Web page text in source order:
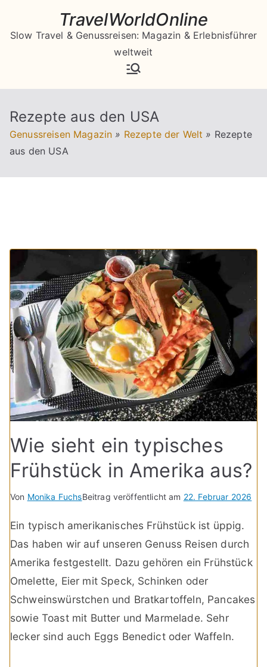
springen
TravelWorldOnline
Slow Travel & Genussreisen: Magazin & Erlebnisführer
weltweit
Rezepte aus den USA
Genussreisen Magazin » Rezepte der Welt » Rezepte
aus den USA
Wie sieht ein typisches
Frühstück in Amerika aus?
Von Monika FuchsBeitrag veröffentlicht am 22. Februar 2026
Ein typisch amerikanisches Frühstück ist üppig.
Das haben wir auf unseren Genuss Reisen durch
Amerika festgestellt. Dazu gehören ein Frühstück
Omelette, Eier mit Speck, Schinken oder
Schweinswürstchen und Bratkartoffeln, Pancakes
sowie Toast mit Butter und Marmelade. Sehr
lecker sind auch Eggs Benedict oder Waffeln.